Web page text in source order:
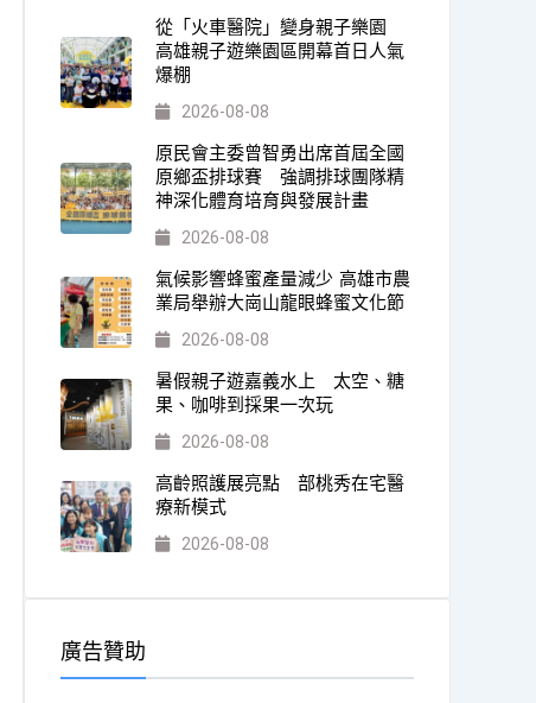
從「火車醫院」變身親子樂園
高雄親子遊樂園區開幕首日人氣
爆棚
2026-08-08
原民會主委曾智勇出席首屆全國
原鄉盃排球賽 強調排球團隊精
神深化體育培育與發展計畫
2026-08-08
氣候影響蜂蜜產量減少 高雄市農
業局舉辦大崗山龍眼蜂蜜文化節
2026-08-08
暑假親子遊嘉義水上 太空、糖
果、咖啡到採果一次玩
2026-08-08
高齡照護展亮點 部桃秀在宅醫
療新模式
2026-08-08
廣告贊助